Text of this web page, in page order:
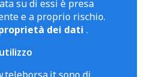
su di essi è presa
e a proprio rischio.
dei dati .